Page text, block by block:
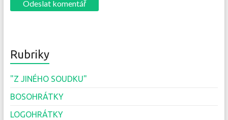
Rubriky
"Z JINÉHO SOUDKU"
BOSOHRÁTKY
LOGOHRÁTKY